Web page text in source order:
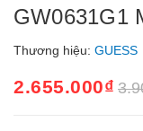
GW0631G1
Thương hiệu: GUESS
2.655.000₫